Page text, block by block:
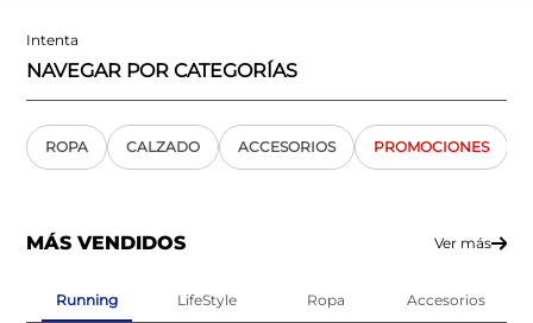
Intenta
NAVEGAR POR CATEGORÍAS
ROPA CALZADO ACCESORIOS PROMOCIONES
MÁS VENDIDOS Ver más
Running LifeStyle Ropa Accesorios